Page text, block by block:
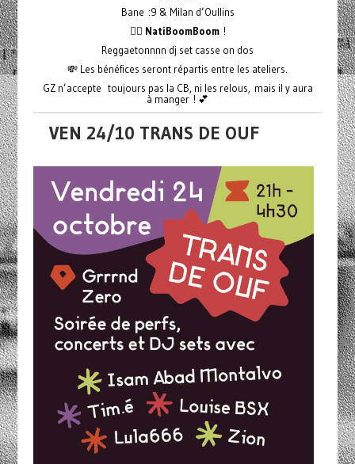
Bane :9 & Milan d’Oullins
❤️‍🔥 NatiBoomBoom !
Reggaetonnnn dj set casse on dos
💸 Les bénéfices seront répartis entre les ateliers.
GZ n’accepte toujours pas la CB, ni les relous, mais il y aura
à manger ! 💕
VEN 24/10 TRANS DE OUF